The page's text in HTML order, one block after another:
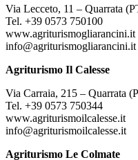
Via Lecceto, 11 – Quarrata
Tel. +39 0573 750100
www.agriturismogliarancini.it
info@agriturismogliarancini.it
Agriturismo Il Calesse
Via Carraia, 215 – Quarrata
Tel. +39 0573 750344
www.agriturismoilcalesse.it
info@agriturismoilcalesse.it
Agriturismo Le Colmate